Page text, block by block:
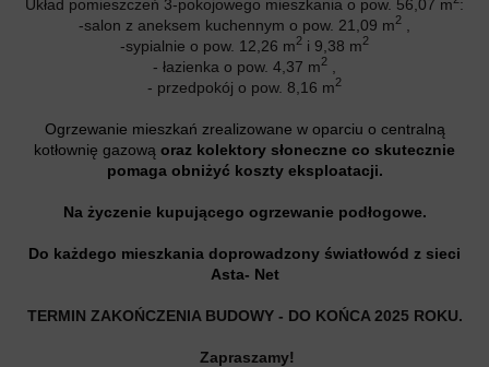
Układ pomieszczeń 3-pokojowego mieszkania o pow. 56,07 m :
-salon z aneksem kuchennym o pow. 21,09 m2
-sypialnie o pow. 12,26 m2 i 9,38 m2
- łazienka o pow. 4,37 m2
- przedpokój o pow. 8,16 m2
Ogrzewanie mieszkań zrealizowane w oparciu o centralną
kotłownię gazową oraz kolektory słoneczne co skutecznie
pomaga obniżyć koszty eksploatacji.
Na życzenie kupującego ogrzewanie podłogowe.
Do każdego mieszkania doprowadzony światłowód z sieci
Asta- Net
TERMIN ZAKOŃCZENIA BUDOWY - DO KOŃCA 2025 ROKU.
Zapraszamy!